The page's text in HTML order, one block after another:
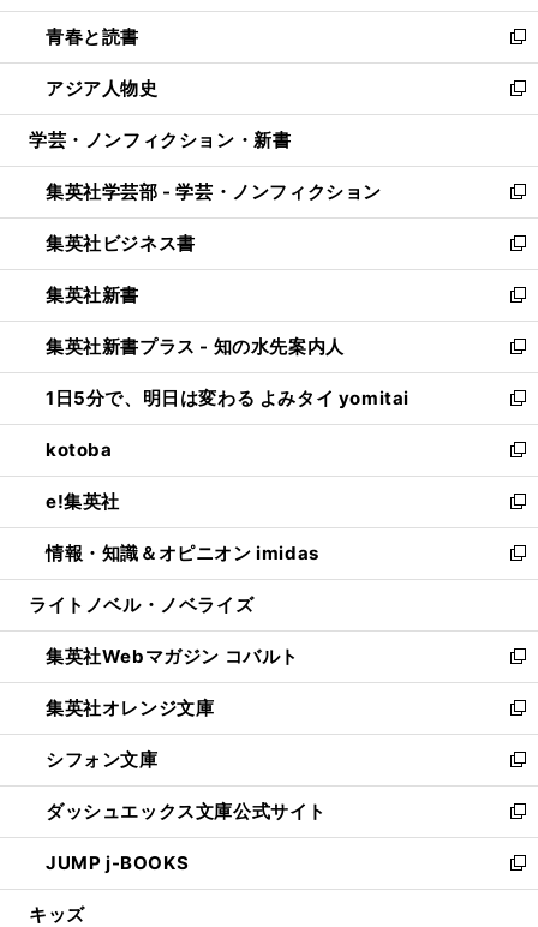
ウ
で
開
く
ン
ド
ウ
で
開
ウ
ィ
ン
ド
ウ
開
く
し
い
ウ
ィ
ン
ウ
で
開
く
青春と読書
新
し
い
ウ
ン
ド
ウ
で
開
く
アジア人物史
新
し
ウ
ィ
ン
ド
ウ
で
開
く
学芸・ノンフィクション・新書
集英社学芸部 - 学芸・ノンフィクション
新
し
い
ウ
ィ
ン
ド
ウ
で
開
く
集英社ビジネス書
新
し
い
ウ
ィ
ン
ド
ウ
で
開
く
集英社新書
新
し
い
ウ
ィ
ン
ド
ウ
で
開
く
集英社新書プラス - 知の水先案内人
新
し
い
ウ
ィ
ン
ド
ウ
で
開
1日5分で、明日は変わる よみタイ yomitai
新
し
い
ウ
ィ
ン
ド
ウ
開
く
kotoba
新
し
い
ウ
ィ
ン
ウ
で
開
く
e!集英社
新
し
い
ウ
ン
ド
ウ
で
開
く
情報・知識＆オピニオン imidas
新
し
ウ
ィ
ン
ド
ウ
で
開
く
ライトノベル・ノベライズ
集英社Webマガジン コバルト
新
し
い
ウ
ィ
ン
ド
ウ
で
開
集英社オレンジ文庫
新
し
い
ウ
ィ
ン
ド
ウ
シフォン文庫
新
し
い
ウ
ィ
ン
ダッシュエックス文庫公式サイト
新
し
い
ウ
JUMP j-BOOKS
新
し
キッズ